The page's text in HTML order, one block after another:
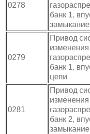
0278
банк 1,
0279
Привод
банк 1,
цепи
0281
Привод
банк 2,